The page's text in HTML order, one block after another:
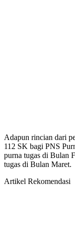
Adapun rincian dari
112 SK bagi PNS
purna tugas di Bulan
tugas di Bulan Maret.
Artikel Rekomendasi